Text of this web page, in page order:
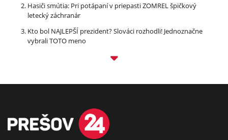
Hasiči smútia: Pri potápaní v priepasti ZOMREL špičkový
letecký záchranár
Kto bol NAJLEPŠÍ prezident? Slováci rozhodli! Jednoznačne
vybrali TOTO meno